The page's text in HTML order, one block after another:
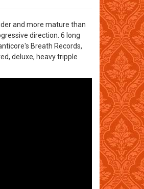
and more mature than
direction. 6 long
Breath Records,
deluxe, heavy tripple